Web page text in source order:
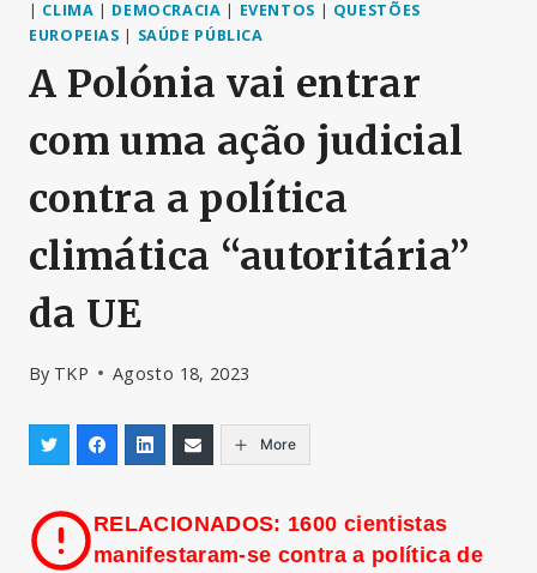
| CLIMA | DEMOCRACIA | EVENTOS | QUESTÕES
EUROPEIAS | SAÚDE PÚBLICA
A Polónia vai entrar
com uma ação judicial
contra a política
climática “autoritária”
da UE
By TKP Agosto 18, 2023
More
RELACIONADOS: 1600 cientistas
manifestaram-se contra a política de